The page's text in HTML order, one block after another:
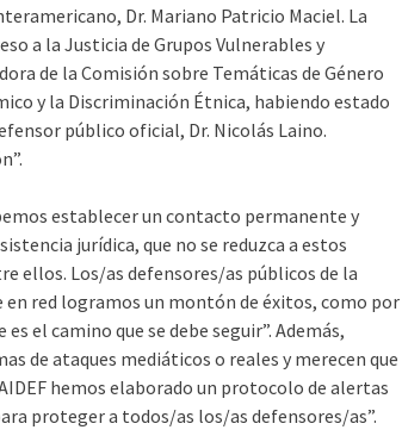
Dr. Mariano Patricio Maciel. La
a la Justicia de Grupos Vulnerables y
de la Comisión sobre Temáticas de Género
y la Discriminación Étnica, habiendo estado
público oficial, Dr. Nicolás Laino.
establecer un contacto permanente y
jurídica, que no se reduzca a estos
ellos. Los/as defensores/as públicos de la
red logramos un montón de éxitos, como por
el camino que se debe seguir”. Además,
de ataques mediáticos o reales y merecen que
hemos elaborado un protocolo de alertas
proteger a todos/as los/as defensores/as”.